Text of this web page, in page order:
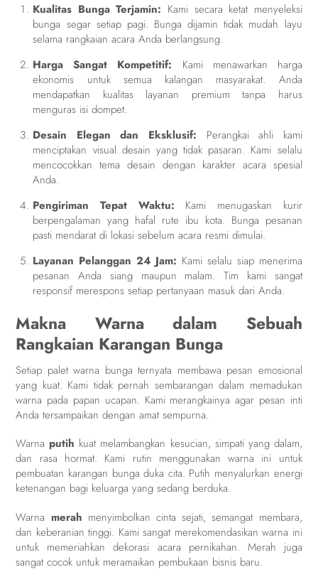
Kualitas Bunga Terjamin: Kami secara ketat menyeleksi
bunga segar setiap pagi. Bunga dijamin tidak mudah layu
selama rangkaian acara Anda berlangsung.
Harga Sangat Kompetitif: Kami menawarkan harga
ekonomis untuk semua kalangan masyarakat. Anda
mendapatkan kualitas layanan premium tanpa harus
menguras isi dompet.
Desain Elegan dan Eksklusif: Perangkai ahli kami
menciptakan visual desain yang tidak pasaran. Kami selalu
mencocokkan tema desain dengan karakter acara spesial
Anda.
Pengiriman Tepat Waktu: Kami menugaskan kurir
berpengalaman yang hafal rute ibu kota. Bunga pesanan
pasti mendarat di lokasi sebelum acara resmi dimulai.
Layanan Pelanggan 24 Jam: Kami selalu siap menerima
pesanan Anda siang maupun malam. Tim kami sangat
responsif merespons setiap pertanyaan masuk dari Anda.
Makna Warna dalam Sebuah
Rangkaian Karangan Bunga
Setiap palet warna bunga ternyata membawa pesan emosional
yang kuat. Kami tidak pernah sembarangan dalam memadukan
warna pada papan ucapan. Kami merangkainya agar pesan inti
Anda tersampaikan dengan amat sempurna.
Warnaputih kuat melambangkan kesucian, simpati yang dalam,
dan rasa hormat. Kami rutin menggunakan warna ini untuk
pembuatan karangan bunga duka cita. Putih menyalurkan energi
ketenangan bagi keluarga yang sedang berduka.
Warna merah menyimbolkan cinta sejati, semangat membara,
dan keberanian tinggi. Kami sangat merekomendasikan warna ini
untuk memeriahkan dekorasi acara pernikahan. Merah juga
sangat cocok untuk meramaikan pembukaan bisnis baru.